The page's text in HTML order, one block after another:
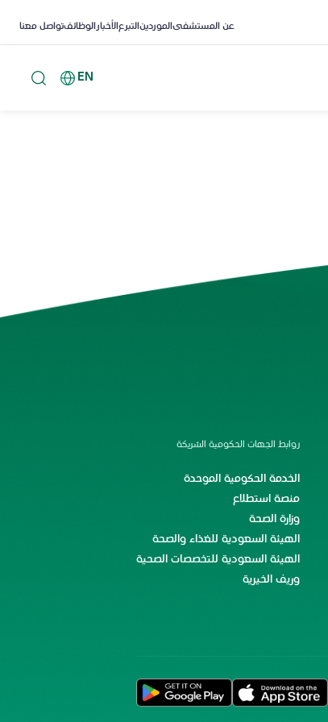
عن المستشفىالموردينالتبرعالأخبارالوظائفتواصل معنا
EN
روابط الجهات الحكومية الشريكة
الخدمة الحكومية الموحدة
منصة استطلاع
وزارة الصحة
الهيئة السعودية للغذاء والصحة
الهيئة السعودية للتخصصات الصحية
وريف الخيرية